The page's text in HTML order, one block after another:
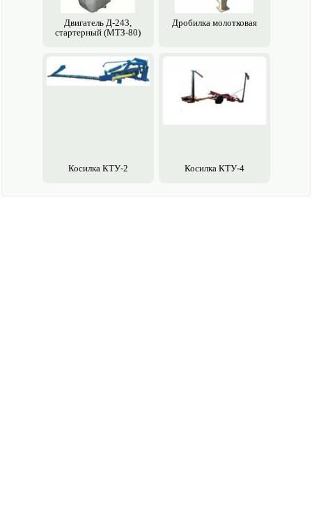
Двигатель Д-243,
стартерный (МТЗ-80)
Дробилка молотковая
Косилка КТУ-2 Косилка КТУ-4